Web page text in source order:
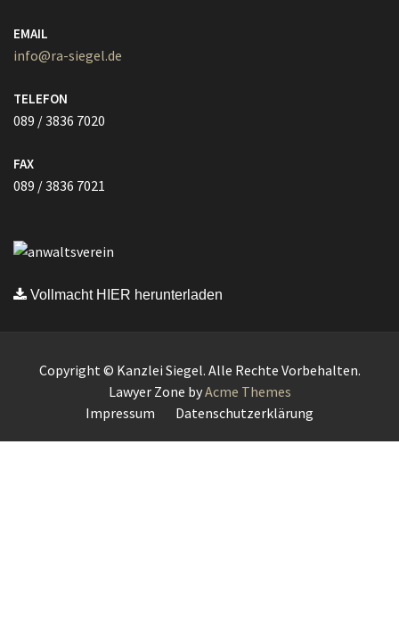
EMAIL
info@ra-siegel.de
TELEFON
089 / 3836 7020
FAX
089 / 3836 7021
Vollmacht HIER herunterladen
Copyright © Kanzlei Siegel. Alle Rechte Vorbehalten.
Lawyer Zone byAcme Themes
Impressum
Datenschutzerklärung